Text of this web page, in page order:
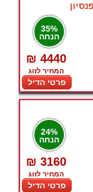
35%
הנחה
₪ 4440
המחיר לזוג
פרטי הדיל
24%
הנחה
₪ 3160
המחיר לזוג
פרטי הדיל